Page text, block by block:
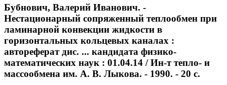
Бубнович, Валерий Иванович. -
Нестационарный сопряженный теплообмен при
ламинарной конвекции жидкости в
горизонтальных кольцевых каналах :
автореферат дис. ... кандидата физико-
математических наук : 01.04.14 / Ин-т тепло- и
массообмена им. А. В. Лыкова. - 1990. - 20 с.